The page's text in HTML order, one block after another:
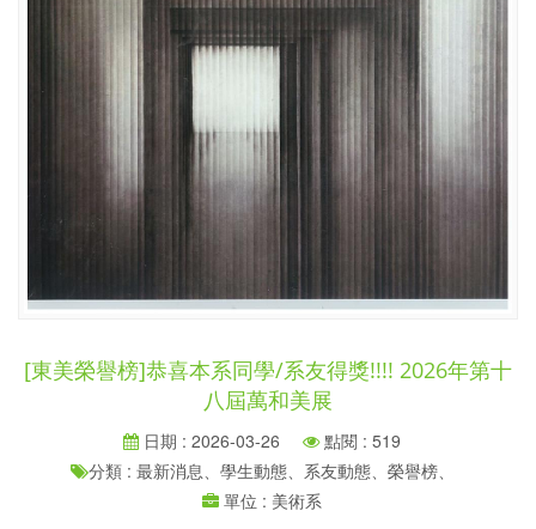
[東美榮譽榜]恭喜本系同學/系友得獎!!!! 2026年第十
八屆萬和美展
日期 : 2026-03-26
點閱 : 519
分類 : 最新消息、學生動態、系友動態、榮譽榜、
單位 : 美術系